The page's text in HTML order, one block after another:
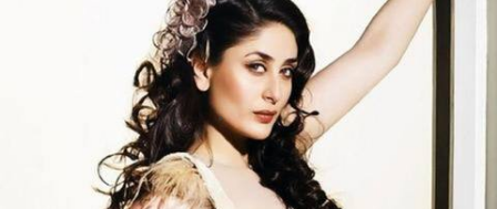
'डांस इंडिया डांस' में एक मिनट के
करीना ले रहीं लाखों, जानें एक
एपिसोड की फीस
Jul 19, 2019 08:28 pm
क्या है खबर?